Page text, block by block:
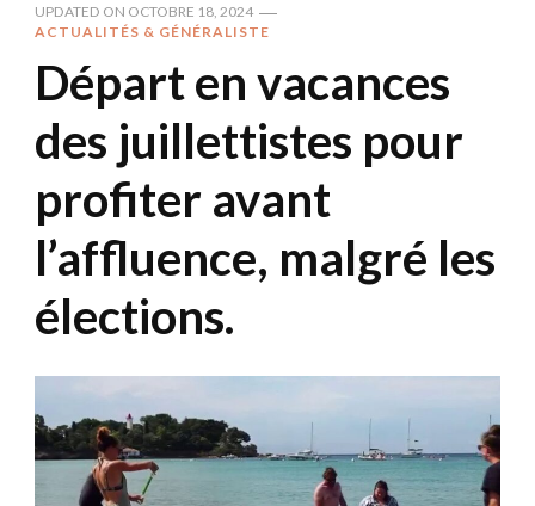
UPDATED ON OCTOBRE 18, 2024
ACTUALITÉS & GÉNÉRALISTE
Départ en vacances
des juillettistes pour
profiter avant
l’affluence, malgré les
élections.